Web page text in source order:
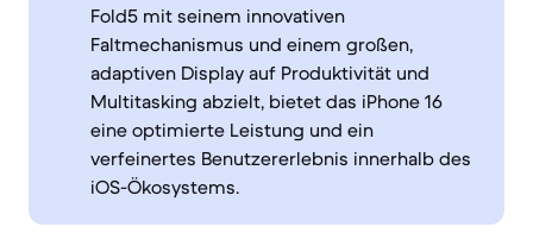
Fold5 mit seinem innovativen
Faltmechanismus und einem großen,
adaptiven Display auf Produktivität und
Multitasking abzielt, bietet das iPhone 16
eine optimierte Leistung und ein
verfeinertes Benutzererlebnis innerhalb des
iOS-Ökosystems.